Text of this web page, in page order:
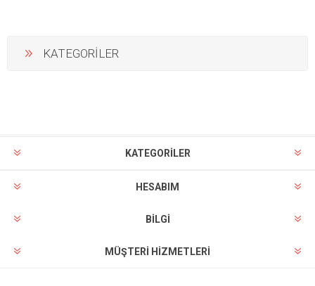
KATEGORİLER
KATEGORİLER
HESABIM
BILGI
MÜŞTERI HIZMETLERI